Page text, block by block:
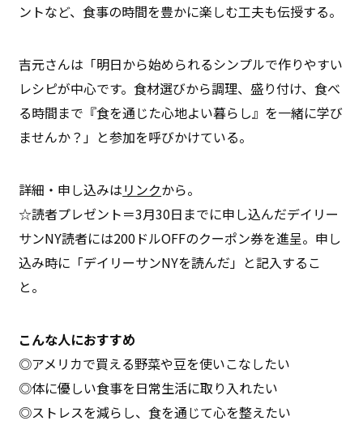
ントなど、食事の時間を豊かに楽しむ工夫も伝授する。
吉元さんは「明日から始められるシンプルで作りやすい
レシピが中心です。食材選びから調理、盛り付け、食べ
る時間まで『食を通じた心地よい暮らし』を一緒に学び
ませんか？」と参加を呼びかけている。
詳細・申し込みはリンクから。
☆読者プレゼント＝3月30日までに申し込んだデイリー
サンNY読者には200ドルOFFのクーポン券を進呈。申し
込み時に「デイリーサンNYを読んだ」と記入するこ
と。
こんな人におすすめ
︎◎アメリカで買える野菜や豆を使いこなしたい
◎体に優しい食事を日常生活に取り入れたい
◎ストレスを減らし、食を通じて心を整えたい